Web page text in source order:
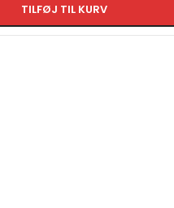
TILFØJ TIL KURV